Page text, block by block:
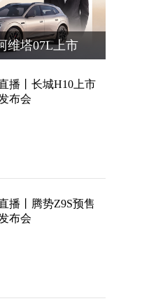
维塔07L上市
播丨长城H10上市
布会
播丨腾势Z9S预售
布会